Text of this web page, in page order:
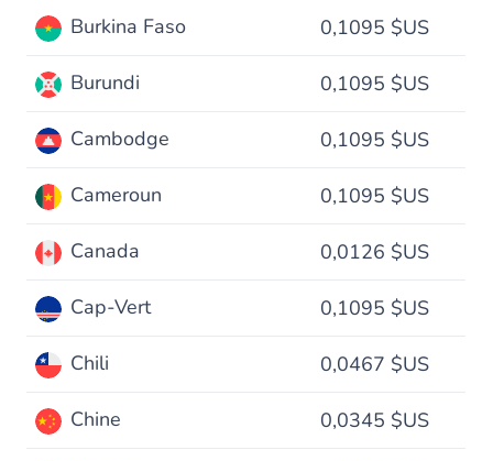
Burkina Faso 0,1095 $US
Burundi 0,1095 $US
Cambodge 0,1095 $US
Cameroun 0,1095 $US
Canada 0,0126 $US
Cap-Vert 0,1095 $US
Chili 0,0467 $US
Chine 0,0345 $US